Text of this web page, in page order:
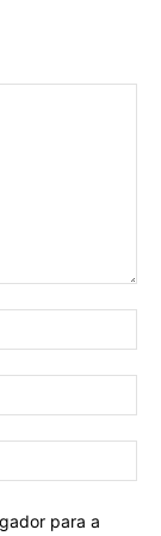
para a